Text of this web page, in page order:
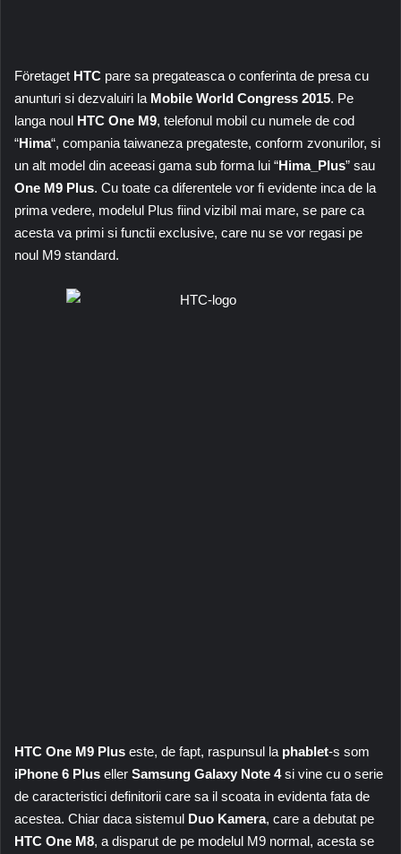
Företaget HTC pare sa pregateasca o conferinta de presa cu
anunturi si dezvaluiri la Mobile World Congress 2015. Pe
langa noul HTC One M9, telefonul mobil cu numele de cod
“Hima“, compania taiwaneza pregateste, conform zvonurilor, si
un alt model din aceeasi gama sub forma lui “Hima_Plus” sau
One M9 Plus. Cu toate ca diferentele vor fi evidente inca de la
prima vedere, modelul Plus fiind vizibil mai mare, se pare ca
acesta va primi si functii exclusive, care nu se vor regasi pe
noul M9 standard.
HTC One M9 Plus este, de fapt, raspunsul la phablet-s som
iPhone 6 Plus eller Samsung Galaxy Note 4 si vine cu o serie
de caracteristici definitorii care sa il scoata in evidenta fata de
acestea. Chiar daca sistemul Duo Kamera, care a debutat pe
HTC One M8, a disparut de pe modelul M9 normal, acesta se